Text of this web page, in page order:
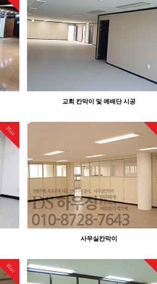
교회 칸막이 및 예배단 시공
Hot
사무실칸막이
Hot